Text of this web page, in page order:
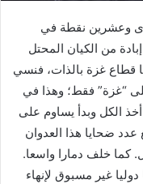
وعشرين نقطة في
من الكيان المحتل
قطاع غزة بالذات، فنسي
“غزة” فقط؛ وهذا في
الكل وبدأ يساوم على
عدد ضحايا هذا العدوان
كما خلف دمارا واسعا.
غير مسبوق لإنهاء